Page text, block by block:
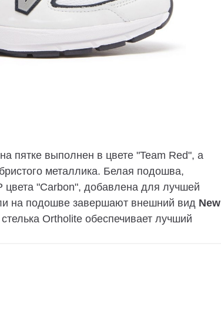
пятке выполнен в цвете "Team Red", а
металлика. Белая подошва,
"Carbon", добавлена для лучшей
на подошве завершают внешний вид New
Ortholite обеспечивает лучший